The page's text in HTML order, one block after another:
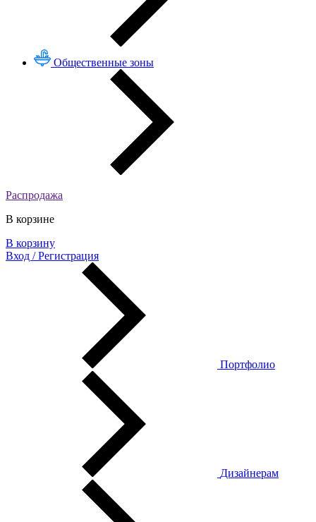
Общественные зоны
Распродажа
В корзине
В корзину
Вход / Регистрация
Портфолио
Дизайнерам